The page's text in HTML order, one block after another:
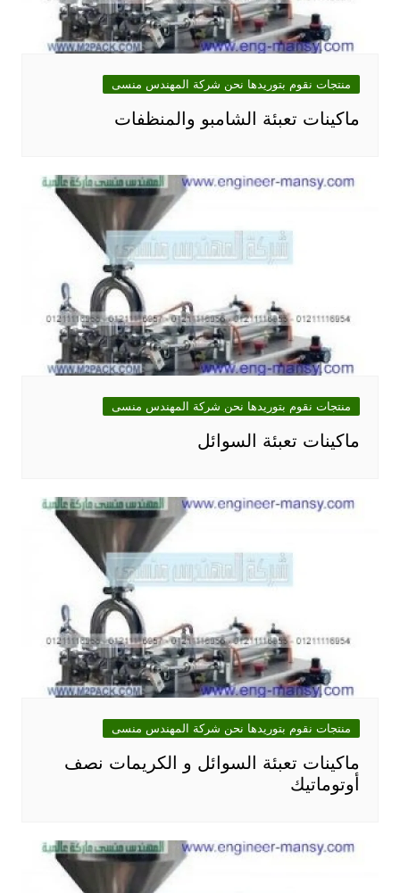
منتجات نقوم بتوريدها نحن شركة المهندس منسى
ماكينات تعبئة الشامبو والمنظفات
منتجات نقوم بتوريدها نحن شركة المهندس منسى
ماكينات تعبئة السوائل
منتجات نقوم بتوريدها نحن شركة المهندس منسى
ماكينات تعبئة السوائل و الكريمات نصف
أوتوماتيك